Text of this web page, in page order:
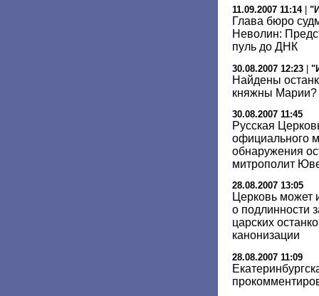
11.09.2007 11:14|
Глава бюро
Неволин:
пуль до ДНК
30.08.2007 12:23 |
Найдены
княжны Марии?
30.08.2007 11:45
Русская
официального
обнаружения
митрополит
28.08.2007 13:05
Церковь может
о подлинности
царских
канонизации
28.08.2007 11:09